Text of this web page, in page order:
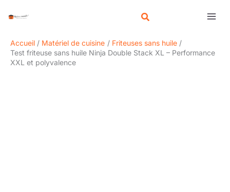
Accueil
Matériel de cuisine
Friteuses sans huile
Test friteuse sans huile Ninja Double Stack XL – Performance
XXL et polyvalence
e
h
e